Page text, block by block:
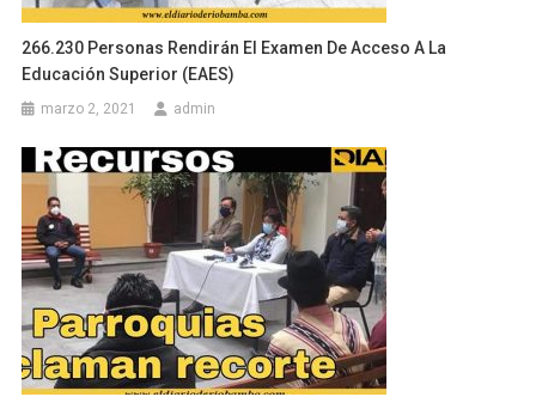
266.230 Personas Rendirán El Examen De Acceso A La
Educación Superior (EAES)
marzo 2, 2021 admin